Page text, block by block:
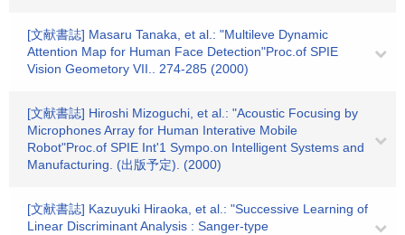
[文献書誌] Masaru Tanaka, et al.: "Multileve Dynamic
Attention Map for Human Face Detection"Proc.of SPIE
Vision Geometory VII.. 274-285 (2000)
[文献書誌] Hiroshi Mizoguchi, et al.: "Acoustic Focusing by
Microphones Array for Human Interative Mobile
Robot"Proc.of SPIE Int'1 Sympo.on Intelligent Systems and
Manufacturing. (出版予定). (2000)
[文献書誌] Kazuyuki Hiraoka, et al.: "Successive Learning of
Linear Discriminant Analysis : Sanger-type